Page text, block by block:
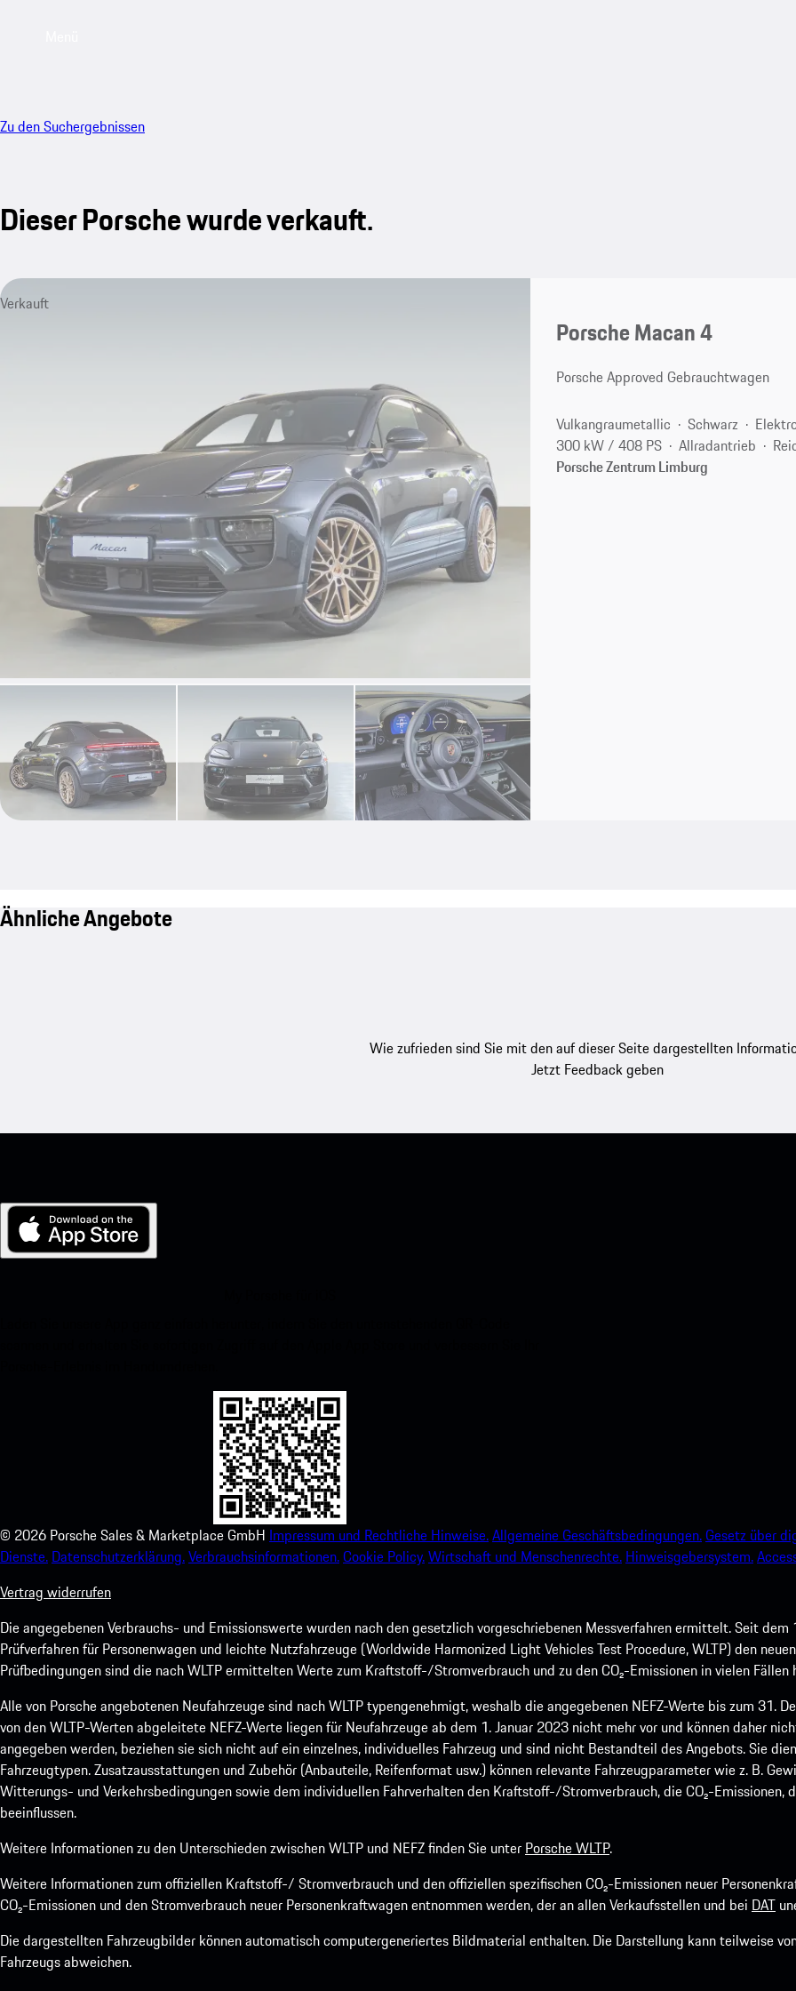
Zu den Suchergebnissen
Dieser Porsche wurde verkauft.
Verkauft
Porsche Macan 4
Porsche Approved Gebrauchtwagen
Vulkangraumetallic Schwarz
300 kW / 408 PS
Allradantrieb
Porsche Zentrum Limburg
Ähnliche Angebote
Wie zufrieden sind Sie mit den auf dieser Seite dargestellten
Jetzt Feedback geben
© 2026 Porsche Sales & Marketplace GmbH Impressum und Rechtliche Hinweise.Allgemeine Geschäftsbedingungen.Gesetz über
Dienste. Datenschutzerklärung.Verbrauchsinformationen.Cookie Policy.Wirtschaft und Menschenrechte. Hinweisgebersystem.
Vertrag widerrufen
Die angegebenen Verbrauchs- und Emissionswerte wurden nach den gesetzlich vorgeschriebenen Messverfahren ermittelt. Seit
Prüfverfahren für Personenwagen und leichte Nutzfahrzeuge (Worldwide Harmonized Light Vehicles Test Procedure, WLTP) den
Prüfbedingungen sind die nach WLTP ermittelten Werte zum Kraftstoff-/Stromverbrauch und zu den CO₂-Emissionen in vielen
Alle von Porsche angebotenen Neufahrzeuge sind nach WLTP typengenehmigt, weshalb die angegebenen NEFZ-Werte bis zum 31.
von den WLTP-Werten abgeleitete NEFZ-Werte liegen für Neufahrzeuge ab dem 1. Januar 2023 nicht mehr vor und können daher
angegeben werden, beziehen sie sich nicht auf ein einzelnes, individuelles Fahrzeug und sind nicht Bestandteil des Angebots. Sie
Fahrzeugtypen. Zusatzausstattungen und Zubehör (Anbauteile, Reifenformat usw.) können relevante Fahrzeugparameter wie z. B.
Witterungs- und Verkehrsbedingungen sowie dem individuellen Fahrverhalten den Kraftstoff-/Stromverbrauch, die CO₂-Emissionen,
beeinflussen.
Weitere Informationen zu den Unterschieden zwischen WLTP und NEFZ finden Sie unter Porsche WLTP.
Weitere Informationen zum offiziellen Kraftstoff-/ Stromverbrauch und den offiziellen spezifischen CO₂-Emissionen neuer
CO₂-Emissionen und den Stromverbrauch neuer Personenkraftwagen entnommen werden, der an allen Verkaufsstellen und bei DAT
Die dargestellten Fahrzeugbilder können automatisch computergeneriertes Bildmaterial enthalten. Die Darstellung kann teilweise
Fahrzeugs abweichen.